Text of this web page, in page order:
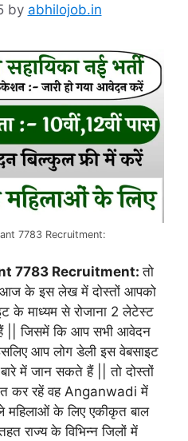
by abhilojob.in
7783 Recruitment:
7783 Recruitment:तो
आज के इस लेख में दोस्तों आपको
के माध्यम से रोजाना 2 लेटेस्ट
हैं || जिसमें कि आप सभी आवेदन
आप लोग डेली इस वेबसाइट
में जान सकते हैं || तो दोस्तों
कर रहें वह Anganwadi में
महिलाओं के लिए एकीकृत बाल
राज्य के विभिन्न जिलों में